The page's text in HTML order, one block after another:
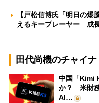
【戸松信博氏「明日の
えるキープレーヤー 成
田代尚機のチャイ
中国「Kimi
か？ 米財務
AI…